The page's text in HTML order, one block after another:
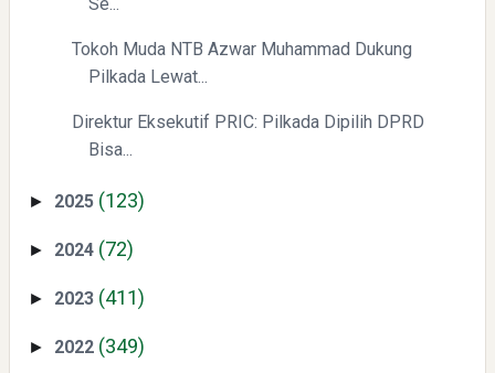
Menyongsong Masa Depan Buruh Indonesia dengan
Yaqut Cholil Qoumas: Inspirasi Kepemimpinan dan
Tokoh Muda NTB Azwar Muhammad Dukung
Pilkada Lewat...
Direktur Eksekutif PRIC: Pilkada Dipilih DPRD
Bisa...
► 2025 (123)
► 2024 (72)
► 2023 (411)
► 2022 (349)